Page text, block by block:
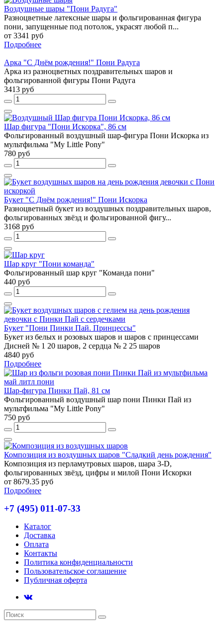
Воздушные шары "Пони Радуга"
Разноцветные латексные шары и фольгированная фигура
пони, запущенные под потолок, украсят любой п...
от 3341 руб
Подробнее
Арка "С Днём рождения!" Пони Радуга
Арка из разноцветных поздравительных шаров и
фольгированной фигуры Пони Радуга
3413 руб
Шар фигура "Пони Искорка", 86 см
Фольгированный воздушный шар-фигура Пони Искорка из
мультфильма "My Little Pony"
780 руб
Букет "С Днём рождения!" Пони Искорка
Разноцветный букет из воздушных поздравительных шаров,
фольгированных звёзд и фольгированной фигу...
3168 руб
Шар круг "Пони команда"
Фольгированный шар круг "Команда пони"
440 руб
Букет "Пони Пинки Пай. Принцессы"
Букет из белых и розовых шаров и шаров с принцессами
Дисней № 1 20 шаров, 2 сердца № 2 25 шаров
4840 руб
Подробнее
Шар-фигура Пинки Пай, 81 см
Фольгированный воздушный шар пони Пинки Пай из
мультфильма "My Little Pony"
750 руб
Композиция из воздушных шаров "Сладкий день рождения"
Композиция из перламутровых шаров, шара 3-D,
фольгированных звёзд, цифры и милой Пони Искорки
от 8679.35 руб
Подробнее
+7 (495) 011-07-33
Каталог
Доставка
Оплата
Контакты
Политика конфиденциальности
Пользовательское соглашение
Публичная оферта